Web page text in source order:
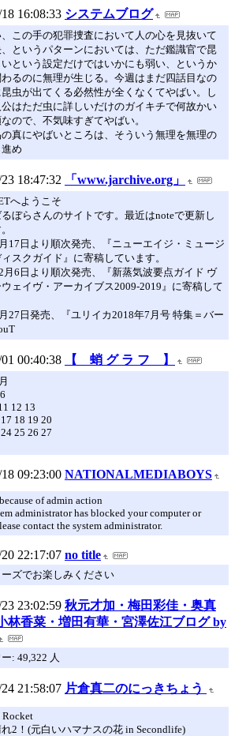
16:08:33 システムブログ
この手の犯罪捜査において人の心を見抜いて
というパターンにおいては、ただ鑑識官で昆
という設定だけではいかにも弱い、というか
るのに無理が生じる。今週はまだ四話目なの
虫が出てくる必然性が全くなくてやばい。し
はただ虫に詳しいだけのガイキチで何故かい
ので、不気味すぎてやばい。
の真にやばいところは、そういう無理を無理の
め
18:47:32 「www.jarchive.org」
へようこそ
るぼらさんのサイトです。最近はnoteで更新し
17日より順次発売、『ニューエイジ・ミュージ
スクガイド』に寄稿しています。
月6日より順次発売、『新蒸気波要点ガイド ヴ
ウェイヴ・アーカイブス2009-2019』に寄稿して
27日発売、『ユリイカ2018年7月号 特集＝バー
00:40:38 【 蛸 グ ラ フ 】
12 13
18 19 20
25 26 27
09:23:00 NATIONALMEDIABOYS
of admin action
administrator has blocked your computer or
contact the system administrator.
22:17:07 no title
ズでお楽しみください
23:02:59 秋元才加・梅田彩佳・奥真
林香菜・増田有華・宮澤佐江ブログ by
: 49,322 人
21:58:07 片倉真二のにっきちょう
2！(元白いハマナスの花 in Secondlife)